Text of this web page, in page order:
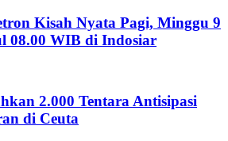
Kisah Nyata Pagi, Minggu 9
08.00 WIB di Indosiar
2.000 Tentara Antisipasi
di Ceuta